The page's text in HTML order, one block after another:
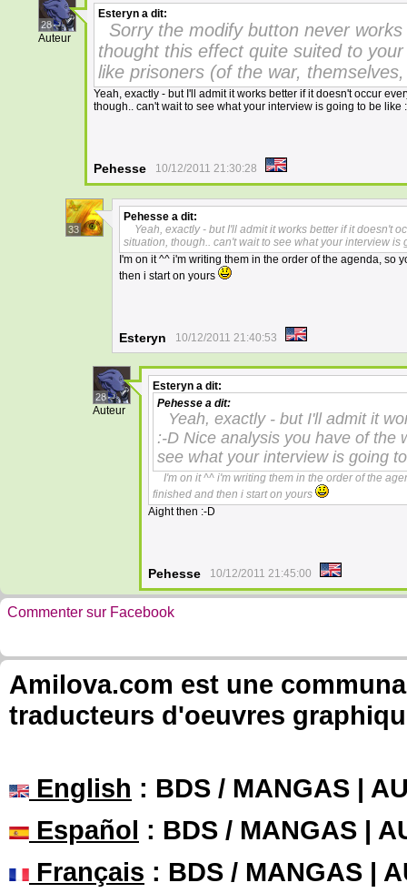
28
Auteur
Esteryn a dit:
Sorry the modify button never
thought this effect quite suited to
like prisoners (of the war,
Yeah, exactly - but I'll admit it works better if it doesn't occur
though.. can't wait to see what your interview is going to be like
Pehesse 10/12/2011 21:30:28
33
Pehesse a dit:
Yeah, exactly - but I'll admit it works better if it doesn't
situation, though.. can't wait to see what your interview is
I'm on it ^^ i'm writing them in the order of the agenda,
then i start on yours
Esteryn 10/12/2011 21:40:53
28
Auteur
Esteryn a dit:
Pehesse a dit:
Yeah, exactly - but I'll admit it
:-D Nice analysis you have of the
see what your interview is going
I'm on it ^^ i'm writing them in the order of the
finished and then i start on yours
Aight then :-D
Pehesse 10/12/2011 21:45:00
Commenter sur Facebook
Amilova.com est une
traducteurs d'oeuvres
English : BDS / MANGAS |
Español : BDS / MANGAS |
Français : BDS / MANGAS |